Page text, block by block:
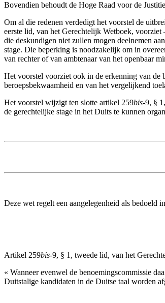
Bovendien behoudt de Hoge Raad voor de
Om al die redenen verdedigt het voorstel de
eerste lid, van het Gerechtelijk Wetboek,
die deskundigen niet zullen mogen deelnemen
stage. Die beperking is noodzakelijk om in
van rechter of van ambtenaar van het openbaar
Het voorstel voorziet ook in de erkenning van de
beroepsbekwaamheid en van het vergelijkend
Het voorstel wijzigt ten slotte artikel 259bis-9, §
de gerechtelijke stage in het Duits te kunnen
Deze wet regelt een aangelegenheid als bedoeld
Artikel 259bis-9, § 1, tweede lid, van het
« Wanneer evenwel de benoemingscommissie
Duitstalige kandidaten in de Duitse taal worden